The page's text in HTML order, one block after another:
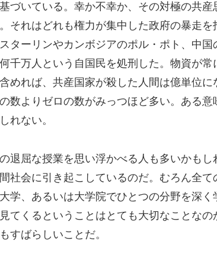
づいている。幸か不幸か、その対極の共産
それはどれも権力が集中した政府の暴走を
ターリンやカンボジアのポル・ポト、中
千万人という自国民を処刑した。物資が
めれば、共産国家が殺した人間は億単位
数よりゼロの数がみっつほど多い。ある
れない。
退屈な授業を思い浮かべる人も多いかも
社会に引き起こしているのだ。むろん全
学、あるいは大学院でひとつの分野を深
てくるということはとても大切なことな
すばらしいことだ。